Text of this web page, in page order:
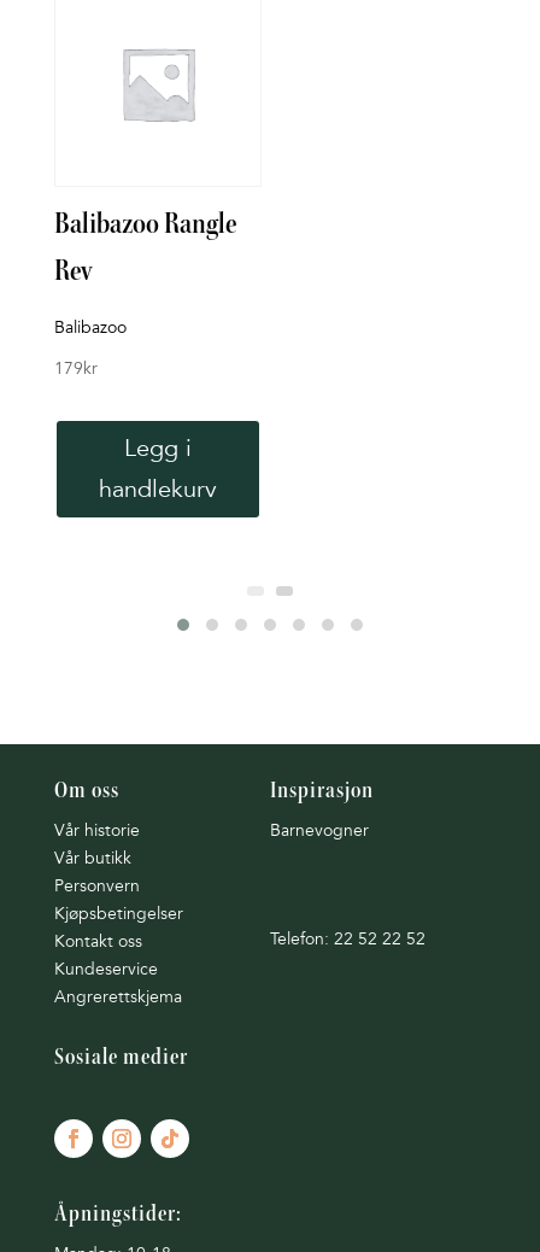
Balibazoo Rangle
Rev
Balibazoo
179kr
Legg i
handlekurv
Om oss
Vår historie
Vår butikk
Personvern
Kjøpsbetingelser
Kontakt oss
Kundeservice
Angrerettskjema
Inspirasjon
Barnevogner
Telefon: 22 52 22 52
Sosiale medier
Åpningstider: